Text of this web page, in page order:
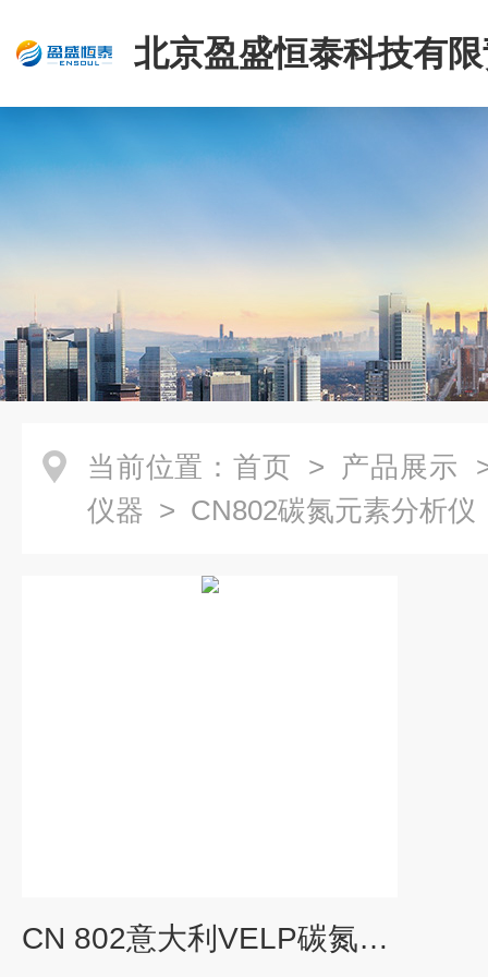
北京盈盛恒泰科技有
司
当前位置： 首页 > 产品展示
仪器 > CN802碳氮元素分析仪
CN 802意大利VELP碳氮元素分析仪